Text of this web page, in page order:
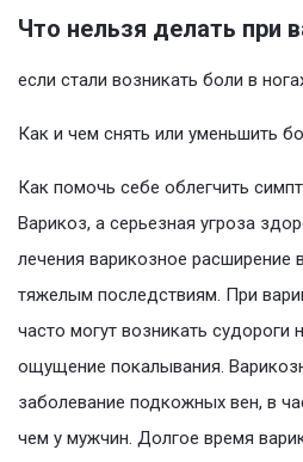
Что нельзя делать при
если стали возникать боли в
Как и чем снять или уменьшить
Как помочь себе облегчить
Варикоз, а серьезная угроза
лечения варикозное расширение
тяжелым последствиям. При
часто могут возникать судороги
ощущение покалывания.
заболевание подкожных вен, в
чем у мужчин. Долгое время